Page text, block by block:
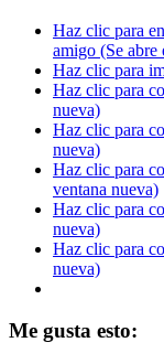
Haz clic para
amigo (Se abre
Haz clic para
Haz clic para
nueva)
Haz clic para
nueva)
Haz clic para
ventana nueva)
Haz clic para
nueva)
Haz clic para
nueva)
Me gusta esto: